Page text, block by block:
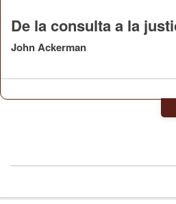
De la consulta a la
John Ackerman